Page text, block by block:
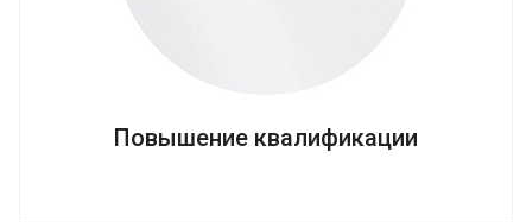
Повышение квалификации